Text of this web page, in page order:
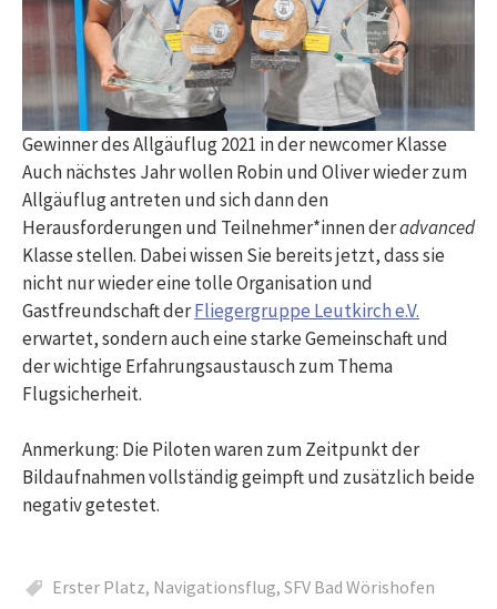
Gewinner des Allgäuflug 2021 in der newcomer Klasse
Auch nächstes Jahr wollen Robin und Oliver wieder zum
Allgäuflug antreten und sich dann den
Herausforderungen und Teilnehmer*innen deradvanced
Klasse stellen. Dabei wissen Sie bereits jetzt, dass sie
nicht nur wieder eine tolle Organisation und
Gastfreundschaft derFliegergruppe Leutkirch e.V.
erwartet, sondern auch eine starke Gemeinschaft und
der wichtige Erfahrungsaustausch zum Thema
Flugsicherheit.
Anmerkung: Die Piloten waren zum Zeitpunkt der
Bildaufnahmen vollständig geimpft und zusätzlich beide
negativ getestet.
Erster Platz, Navigationsflug, SFV Bad Wörishofen